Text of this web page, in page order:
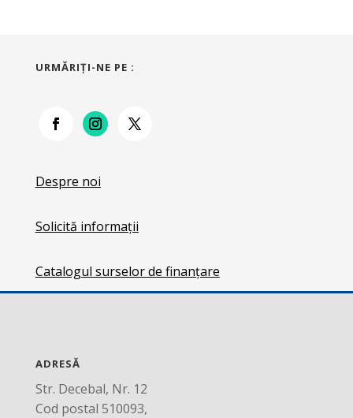
URMĂRIŢI-NE PE :
Despre noi
Solicită informații
Catalogul surselor de finanțare
ADRESĂ
Str. Decebal, Nr. 12
Cod postal 510093,